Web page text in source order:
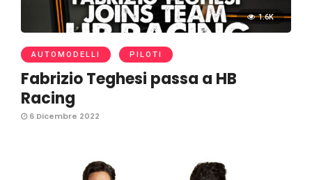
1.6K
AUTOMODELLI PILOTI
Fabrizio Teghesi passa a HB
Racing
6 Dicembre 2022